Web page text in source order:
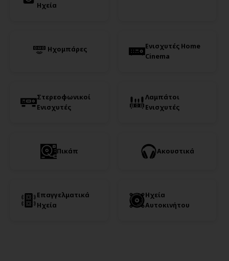
Ηχεία
Ηχομπάρες
Ενισχυτές Home
Cinema
Στερεοφωνικοί
Ενισχυτές
Λαμπάτοι
Ενισχυτές
Πικάπ Ακουστικά
Επαγγελματικά
Ηχεία
Ηχεία
Αυτοκινήτου